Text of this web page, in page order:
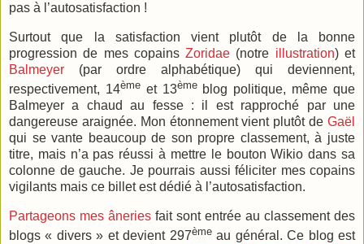
pas à l’autosatisfaction !
Surtout que la satisfaction vient plutôt de la bonne
progression de mes copainsZoridae (notre illustration) et
Balmeyer (par ordre alphabétique) qui deviennent,
respectivement, 14èmeet 13èmeblog politique, même que
Balmeyer a chaud au fesse : il est rapproché par une
dangereuse araignée. Mon étonnement vient plutôt de Gaël
qui se vante beaucoup de son propre classement, à juste
titre, mais n’a pas réussi à mettre le bouton Wikio dans sa
colonne de gauche. Je pourrais aussi féliciter mes copains
vigilants mais ce billet est dédié à l’autosatisfaction.
Partageons mes âneries fait sont entrée au classement des
blogs « divers » et devient 297èmeau général. Ce blog est